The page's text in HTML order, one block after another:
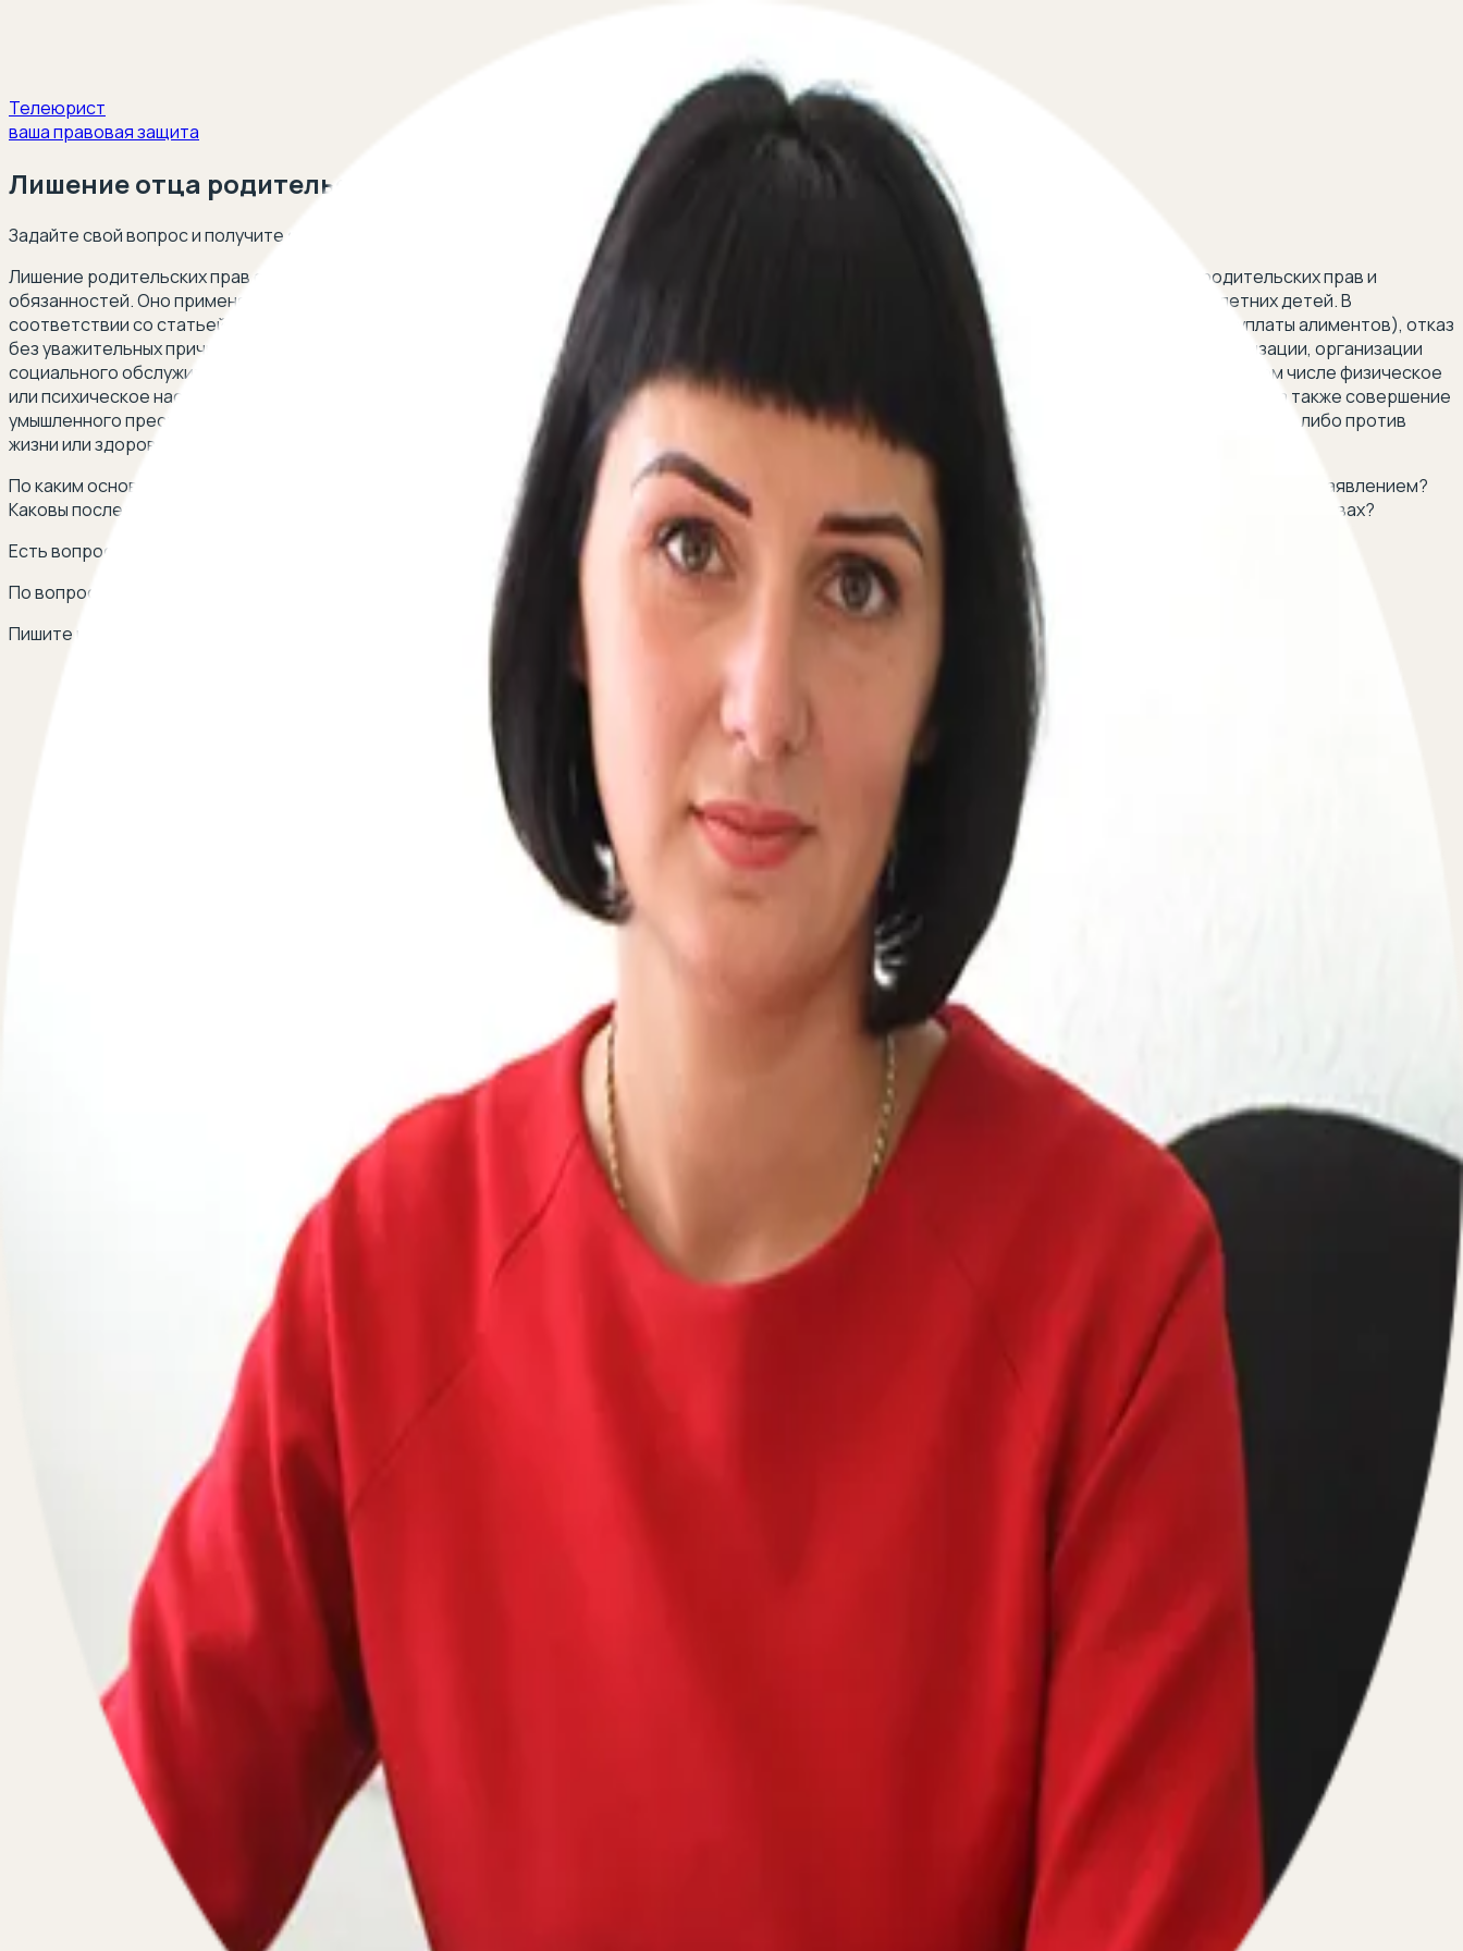
Телеюрист
ваша правовая защита
Лишение отца родительских прав
Задайте свой вопрос и получите ответ опытных юристов в сфере семейного права в течение 5 минут!
Лишение родительских прав отца ребенка является крайней мерой семейно-правовой ответственности за ненадлежащее осуществление родительских прав и
обязанностей. Оно применяется в случае наиболее противоправных действий со стороны отца, нарушающих права и интересы несовершеннолетних детей. В
соответствии со статьей 69 СК РФ к таковым относятся: уклонение от выполнения обязанностей родителя (в том числе злостное уклонение от уплаты алиментов), отказ
без уважительных причин взять своего ребенка из родильного дома (отделения) либо из иной медицинской организации, образовательной организации, организации
социального обслуживания или из аналогичных организаций, злоупотребление своими родительскими правами, жестокое обращение с детьми (в том числе физическое
или психическое насилие над ними, покушение на их половую неприкосновенность), хроническая зависимость родителя от алкоголя или наркотиков, а также совершение
умышленного преступления против жизни или здоровья своих детей, другого родителя детей, супруга (в том числе не являющегося родителем детей), либо против
жизни или здоровья иного члена семьи.
По каким основаниям отец ребенка может быть лишен родительских прав? В каком порядке это происходит? Кто может обращаться с соответствующим заявлением?
Каковы последствия принятия подобного решения для отца? Что происходит с ребенком в такой ситуации? В каких случаях возможно восстановление в правах?
Есть вопрос о лишении отца родительских прав? Оставьте свой телефон, перезвоним мгновенно:
По вопросам сотрудничества
Пишите на